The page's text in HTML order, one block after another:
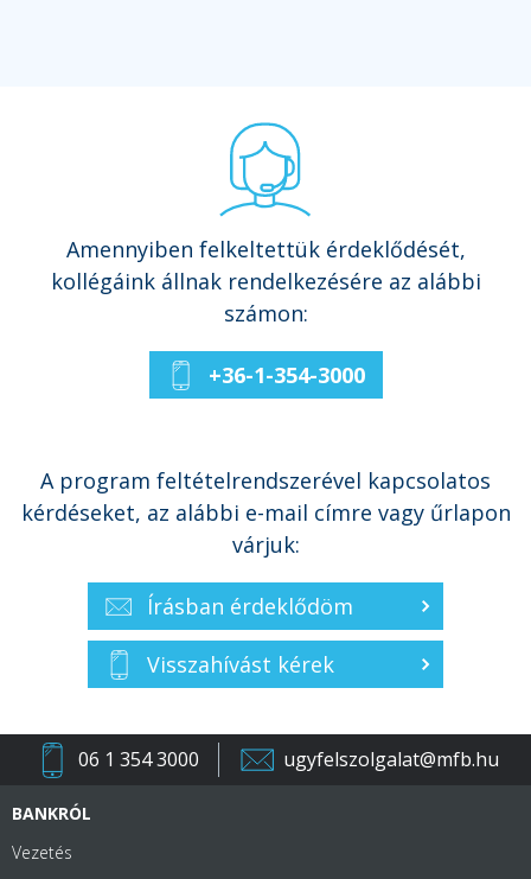
Amennyiben felkeltettük érdeklődését,
kollégáink állnak rendelkezésére az alábbi
számon:
+36-1-354-3000
A program feltételrendszerével kapcsolatos
kérdéseket, az alábbi e-mail címre vagy űrlapon
várjuk:
Írásban érdeklődöm
Visszahívást kérek
06 1 354 3000 ugyfelszolgalat@mfb.hu
BANKRÓL
Vezetés